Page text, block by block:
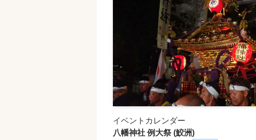
イベントカレンダー
八幡神社 例大祭 (鮫洲)